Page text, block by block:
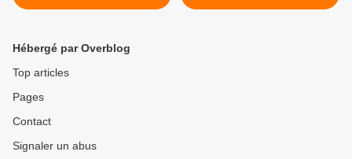
Hébergé par Overblog
Top articles
Pages
Contact
Signaler un abus